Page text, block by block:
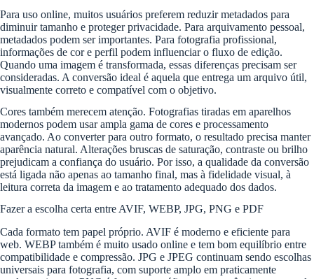
Para uso online, muitos usuários preferem reduzir metadados para
diminuir tamanho e proteger privacidade. Para arquivamento pessoal,
metadados podem ser importantes. Para fotografia profissional,
informações de cor e perfil podem influenciar o fluxo de edição.
Quando uma imagem é transformada, essas diferenças precisam ser
consideradas. A conversão ideal é aquela que entrega um arquivo útil,
visualmente correto e compatível com o objetivo.
Cores também merecem atenção. Fotografias tiradas em aparelhos
modernos podem usar ampla gama de cores e processamento
avançado. Ao converter para outro formato, o resultado precisa manter
aparência natural. Alterações bruscas de saturação, contraste ou brilho
prejudicam a confiança do usuário. Por isso, a qualidade da conversão
está ligada não apenas ao tamanho final, mas à fidelidade visual, à
leitura correta da imagem e ao tratamento adequado dos dados.
Fazer a escolha certa entre AVIF, WEBP, JPG, PNG e PDF
Cada formato tem papel próprio. AVIF é moderno e eficiente para
web. WEBP também é muito usado online e tem bom equilíbrio entre
compatibilidade e compressão. JPG e JPEG continuam sendo escolhas
universais para fotografia, com suporte amplo em praticamente